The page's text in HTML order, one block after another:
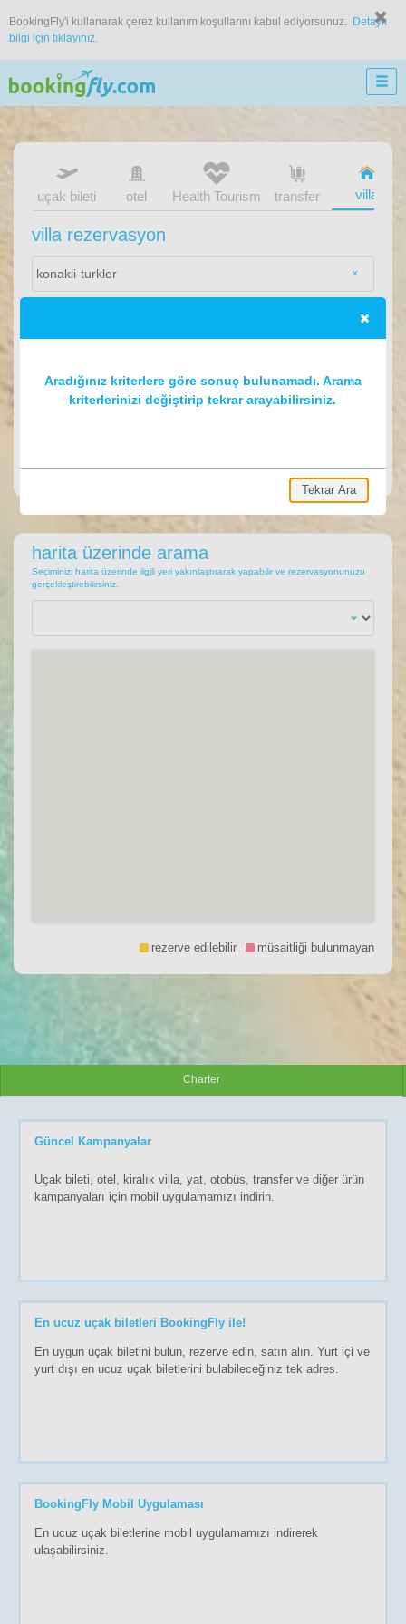
BookingFly'i kullanarak çerez kullanım koşullarını kabul ediyorsunuz.
Detaylı
bilgi için tıklayınız.
uçak bileti otel transfer villa
Health Tourism
villa rezervasyon
×
harita üzerinde arama
Seçiminizi harita üzerinde ilgili yeri yakınlaştırarak yapabilir ve rezervasyonunuzu
gerçekleştirebilirsiniz.
rezerve edilebilir müsaitliği bulunmayan
Charter
Güncel Kampanyalar
Uçak bileti, otel, kiralık villa, yat, otobüs, transfer ve diğer ürün
kampanyaları için mobil uygulamamızı indirin.
En ucuz uçak biletleri BookingFly ile!
En uygun uçak biletini bulun, rezerve edin, satın alın. Yurt içi ve
yurt dışı en ucuz uçak biletlerini bulabileceğiniz tek adres.
BookingFly Mobil Uygulaması
En ucuz uçak biletlerine mobil uygulamamızı indirerek
ulaşabilirsiniz.
Aradığınız kriterlere göre sonuç bulunamadı. Arama
kriterlerinizi değiştirip tekrar arayabilirsiniz.
Tekrar Ara